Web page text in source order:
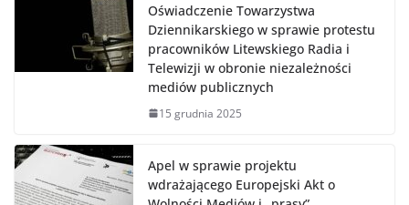
Oświadczenie Towarzystwa
Dziennikarskiego w sprawie protestu
pracowników Litewskiego Radia i
Telewizji w obronie niezależności
mediów publicznych
15 grudnia 2025
Apel w sprawie projektu
wdrażającego Europejski Akt o